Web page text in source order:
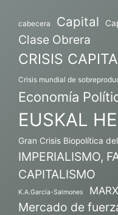
cabecera Capital
Clase Obrera
CRISIS
Crisis mundial de
Economía
EUSKAL
Gran Crisis Biopolítica
IMPERIALISMO,
CAPITALISMO
K.A.García-Salmones
Mercado de